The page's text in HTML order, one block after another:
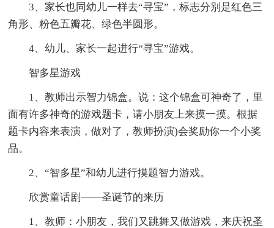
3、家长也同幼儿一样去“寻宝”，标志分别是红色三
角形、粉色五瓣花、绿色半圆形。
4、幼儿、家长一起进行“寻宝”游戏。
智多星游戏
1、教师出示智力锦盒。说：这个锦盒可神奇了，里
面有许多神奇的游戏题卡，请小朋友上来摸一摸。根据
题卡内容来表演，做对了，教师扮演)会奖励你一个小奖
品。
2、“智多星”和幼儿进行摸题智力游戏。
欣赏童话剧——圣诞节的来历
1、教师：小朋友，我们又跳舞又做游戏，来庆祝圣